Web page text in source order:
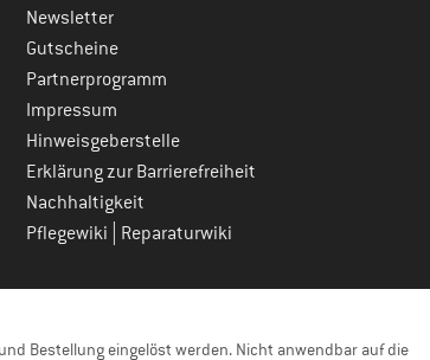
Newsletter
Gutscheine
Partnerprogramm
Impressum
Hinweisgeberstelle
Erklärung zur Barrierefreiheit
Nachhaltigkeit
Pflegewiki
Reparaturwiki
Bestellung eingelöst werden. Nicht anwendbar auf die